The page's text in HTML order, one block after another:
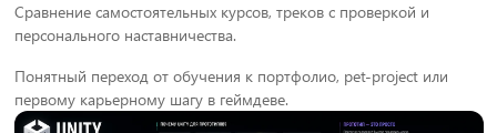
Сравнение самостоятельных курсов, треков с проверкой и
персонального наставничества.
Понятный переход от обучения к портфолио, pet-project или
первому карьерному шагу в геймдеве.